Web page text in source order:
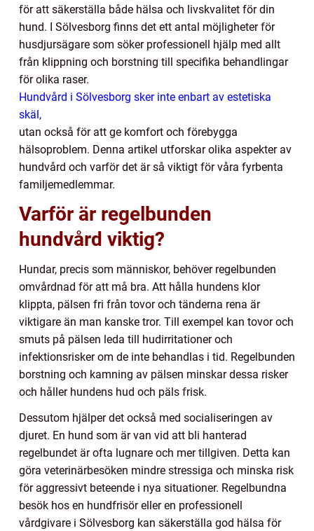
för att säkerställa både hälsa och livskvalitet för din
hund. I Sölvesborg finns det ett antal möjligheter för
husdjursägare som söker professionell hjälp med allt
från klippning och borstning till specifika behandlingar
för olika raser.
Hundvård i Sölvesborg sker inte enbart av estetiska
skäl,
utan också för att ge komfort och förebygga
hälsoproblem. Denna artikel utforskar olika aspekter av
hundvård och varför det är så viktigt för våra fyrbenta
familjemedlemmar.
Varför är regelbunden
hundvård viktig?
Hundar, precis som människor, behöver regelbunden
omvårdnad för att må bra. Att hålla hundens klor
klippta, pälsen fri från tovor och tänderna rena är
viktigare än man kanske tror. Till exempel kan tovor och
smuts på pälsen leda till hudirritationer och
infektionsrisker om de inte behandlas i tid. Regelbunden
borstning och kamning av pälsen minskar dessa risker
och håller hundens hud och päls frisk.
Dessutom hjälper det också med socialiseringen av
djuret. En hund som är van vid att bli hanterad
regelbundet är ofta lugnare och mer tillgiven. Detta kan
göra veterinärbesöken mindre stressiga och minska risk
för aggressivt beteende i nya situationer. Regelbundna
besök hos en hundfrisör eller en professionell
vårdgivare i Sölvesborg kan säkerställa god hälsa för